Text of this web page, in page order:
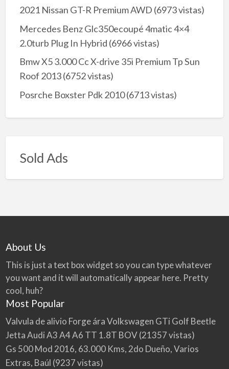
2021 Nissan GT-R Premium AWD (6973 vistas)
Mercedes Benz Glc350ecoupé 4matic 4×4
2.0turb Plug In Hybrid (6966 vistas)
Bmw X5 3.000 Cc X-drive 35i Premium Tp Sun
Roof 2013(6752 vistas)
Posrche Boxster Pdk 2010(6713 vistas)
Sold Ads
About Us
This is just a text box widget so you can type whatever
you want and it will automatically appear here. Pretty
cool, huh?
Most Popular
Valvula de alivio Forge ára Volkswagen GTi Golf Beetle
Jetta Audi A3 A4 A6 TT 1.8T BOV(21357 vistas)
Gs 500 Mod 2016, 63.000 Kms, 2do Dueño, Varios
Extras, Baúl (9237 vistas)